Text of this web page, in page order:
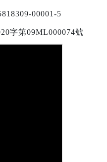
00001-5
字第09ML000074號